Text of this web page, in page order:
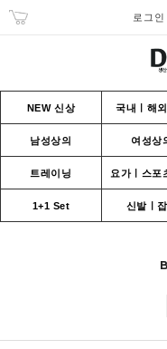
로그인
NEW 신상 국내ㅣ해
남성상의 여성상
트레이닝 요가ㅣ스포
1+1 Set 신발ㅣ